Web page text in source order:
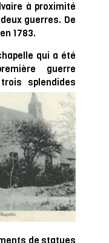
à proximité
guerres. De
1783.
qui a été
guerre
splendides
de statues